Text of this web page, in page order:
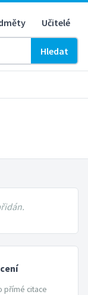
Učitelé
Hledat
přímé citace